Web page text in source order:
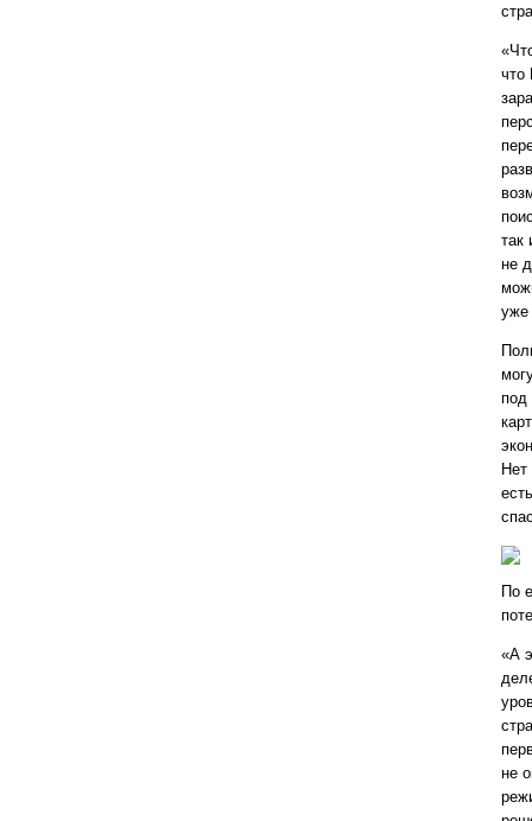
что
так
не
уже
под
Нет
По
«А
не